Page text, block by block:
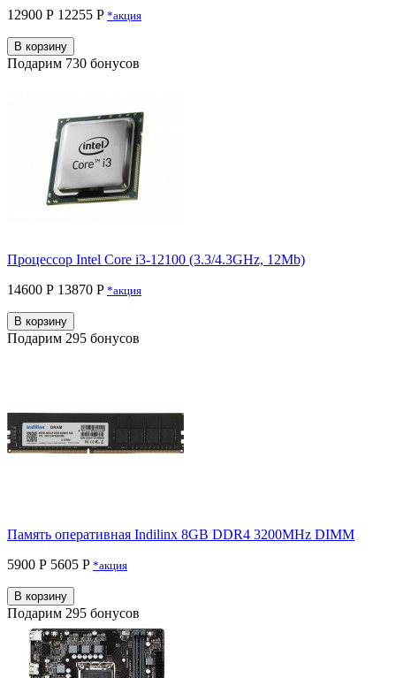
12900 Р 12255 P *акция
В корзину
Подарим 730 бонусов
Процессор Intel Core i3-12100 (3.3/4.3GHz, 12Mb)
14600 Р 13870 P *акция
В корзину
Подарим 295 бонусов
Память оперативная Indilinx 8GB DDR4 3200MHz DIMM
5900 Р 5605 P *акция
В корзину
Подарим 295 бонусов